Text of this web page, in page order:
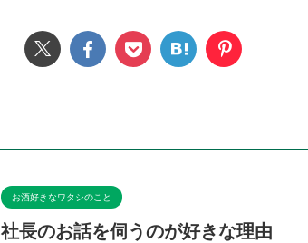
お酒好きなワタシのこと
社長のお話を伺うのが好きな理由